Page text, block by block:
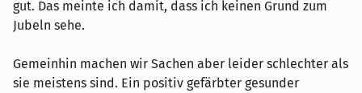
gut. Das meinte ich damit, dass ich keinen Grund zum
Jubeln sehe.
Gemeinhin machen wir Sachen aber leider schlechter als
sie meistens sind. Ein positiv gefärbter gesunder